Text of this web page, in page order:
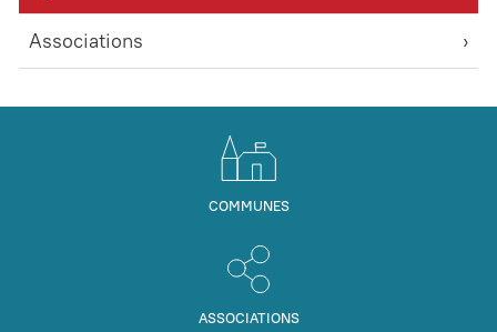
Associations
COMMUNES
ASSOCIATIONS